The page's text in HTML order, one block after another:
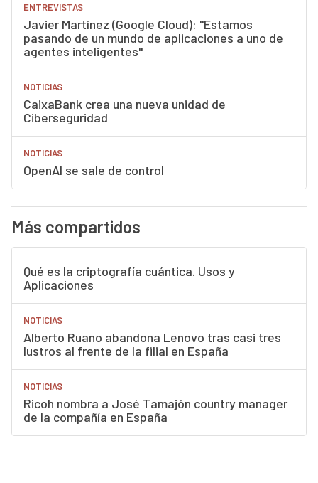
ENTREVISTAS
Javier Martínez (Google Cloud): "Estamos
pasando de un mundo de aplicaciones a uno de
agentes inteligentes"
NOTICIAS
CaixaBank crea una nueva unidad de
Ciberseguridad
NOTICIAS
OpenAI se sale de control
Más compartidos
Qué es la criptografía cuántica. Usos y
Aplicaciones
NOTICIAS
Alberto Ruano abandona Lenovo tras casi tres
lustros al frente de la filial en España
NOTICIAS
Ricoh nombra a José Tamajón country manager
de la compañía en España